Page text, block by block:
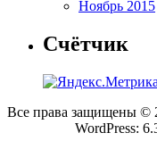
Ноябрь 2015
Счётчик
Все права защищены ©
WordPress: